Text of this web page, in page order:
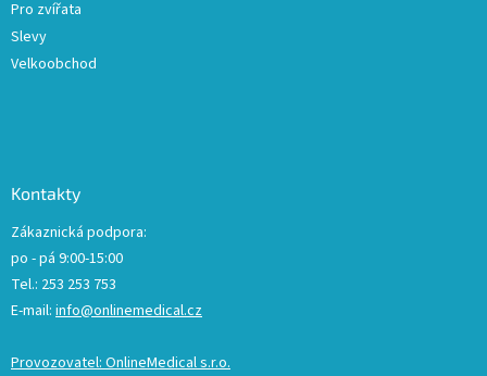
Pro zvířata
Slevy
Velkoobchod
Kontakty
Zákaznická podpora:
po - pá 9:00-15:00
Tel.: 253 253 753
E-mail: info@onlinemedical.cz
Provozovatel: OnlineMedical s.r.o.